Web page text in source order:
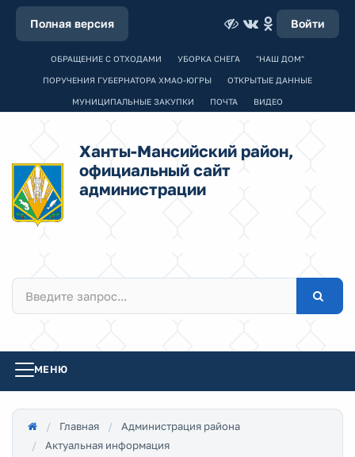
Полная версия Войти
ОБРАЩЕНИЕ С ОТХОДАМИ УБОРКА СНЕГА "НАШ ДОМ"
ПОРУЧЕНИЯ ГУБЕРНАТОРА ХМАО-ЮГРЫ ОТКРЫТЫЕ ДАННЫЕ
МУНИЦИПАЛЬНЫЕ ЗАКУПКИ ПОЧТА ВИДЕО
Ханты-Мансийский район,
официальный сайт
администрации
МЕНЮ
Главная
Администрация района
Актуальная информация